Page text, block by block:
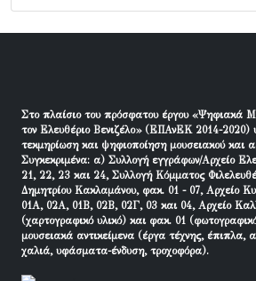
Στο πλαίσιο του πρόσφατου έργου «Ψηφιακά
τον Ελευθέριο Βενιζέλο» (ΕΠΑνΕΚ 2014-2020)
τεκμηρίωση και ψηφιοποίηση μουσειακού και
Συγκεκριμένα: α) Συλλογή εγγράφων/Αρχείο
21, 22, 23 και 24, Συλλογή Κόμματος
Δημητρίου Κακλαμάνου, φακ. 01 - 07, Αρχείο
01Α, 02Α, 01Β, 02Β, 02Γ, 03 και 04, Αρχείο
(χαρτογραφικό υλικό) και φακ. 01
μουσειακά αντικείμενα (έργα τέχνης, έπιπλα,
χαλιά, υφάσματα-ένδυση, τροχοφόρα).